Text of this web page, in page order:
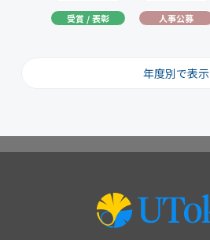
受賞 / 表彰
人事公募
年度別で表示